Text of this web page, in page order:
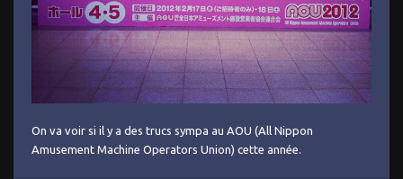
On va voir si il y a des trucs sympa au AOU (All Nippon
Amusement Machine Operators Union) cette année.